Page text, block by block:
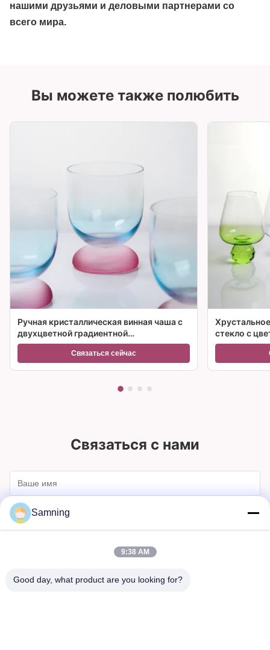
нашими друзьями и деловыми партнерами со
всего мира.
Вы можете также полюбить
Ручная кристаллическая винная чаша с
двухцветной градиентной
замороженной основой и
вместимостью 300 мл для винного
Связаться сейчас
стекло с
Связаться с нами
Samning
9:38 AM
Good day, what product are you looking for?